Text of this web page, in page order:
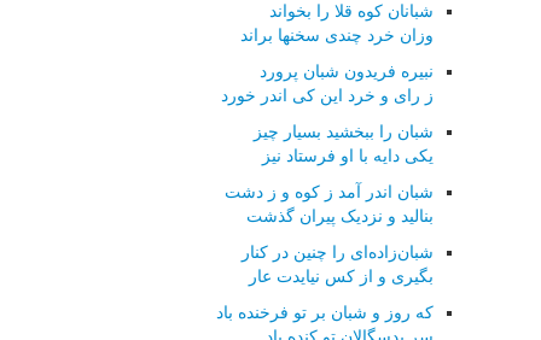
شبانان کوه قلا را بخواند
وزان خرد چندی سخنها براند
نبیره فریدون شبان پرورد
ز رای و خرد این کی اندر خورد
شبان را ببخشید بسیار چیز
یکی دایه با او فرستاد نیز
شبان اندر آمد ز کوه و ز دشت
بنالید و نزدیک پیران گذشت
شبان‌زاده‌ای را چنین در کنار
بگیری و از کس نیایدت عار
که روز و شبان بر تو فرخنده باد